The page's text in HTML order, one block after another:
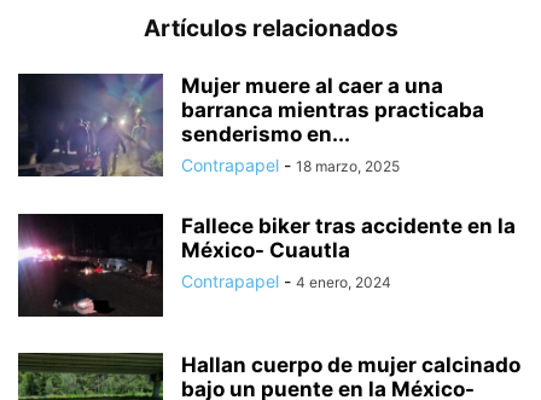
Artículos relacionados
Mujer muere al caer a una
barranca mientras practicaba
senderismo en...
Contrapapel - 18 marzo, 2025
Fallece biker tras accidente en la
México- Cuautla
Contrapapel - 4 enero, 2024
Hallan cuerpo de mujer calcinado
bajo un puente en la México-